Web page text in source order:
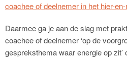
coachee of deelnemer in het hier-
Daarmee ga je aan de slag met
coachee of deelnemer ‘op de
gespreksthema waar energie op